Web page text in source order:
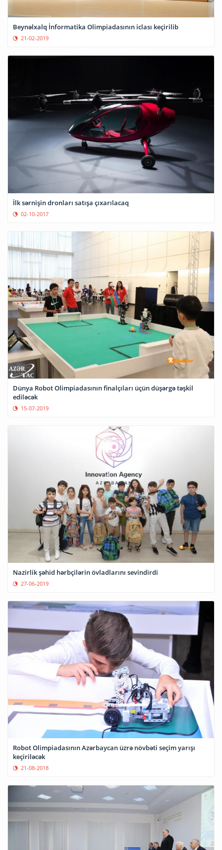
Beynəlxalq İnformatika Olimpiadasının iclası keçirilib
21-02-2019
İlk sərnişin dronları satışa çıxarılacaq
02-10-2017
Dünya Robot Olimpiadasının finalçıları üçün düşərgə təşkil
ediləcək
15-07-2019
Nazirlik şəhid hərbçilərin övladlarını sevindirdi
27-06-2019
Robot Olimpiadasının Azərbaycan üzrə növbəti seçim yarışı
keçiriləcək
21-08-2018